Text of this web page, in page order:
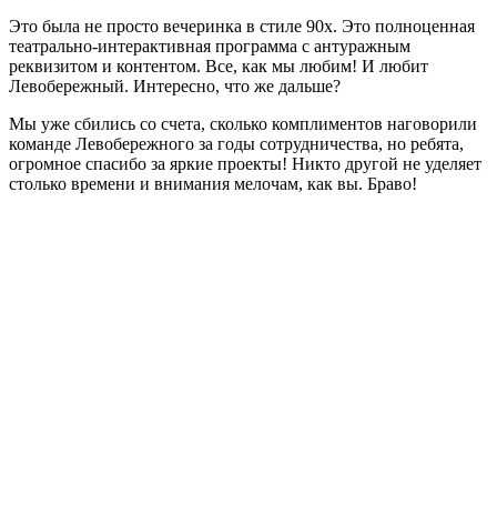
Это была не просто вечеринка в стиле 90х. Это полноценная
театрально-интерактивная программа с антуражным
реквизитом и контентом. Все, как мы любим! И любит
Левобережный. Интересно, что же дальше?
Мы уже сбились со счета, сколько комплиментов наговорили
команде Левобережного за годы сотрудничества, но ребята,
огромное спасибо за яркие проекты! Никто другой не уделяет
столько времени и внимания мелочам, как вы. Браво!